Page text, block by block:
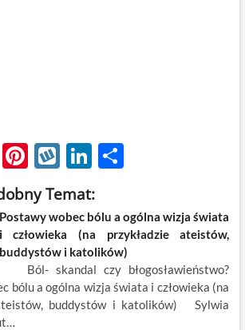
m
Pi
nt
er
es
t
W
k
o
p
Li
k
e
dI
n
S
ar
e
Temat:
Postawy wobec bólu a ogólna wizja świata
i człowieka (na przykładzie ateistów,
buddystów i katolików)
Ból- skandal czy błogosławieństwo?
bólu a ogólna wizja świata i człowieka (na
buddystów i katolików) Sylwia